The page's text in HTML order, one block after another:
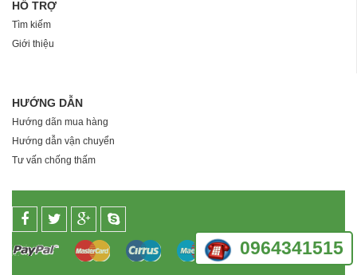
0964341515
HỖ TRỢ
Tìm kiếm
Giới thiệu
HƯỚNG DẪN
Hướng dãn mua hàng
Hướng dẫn vận chuyển
Tư vấn chống thấm